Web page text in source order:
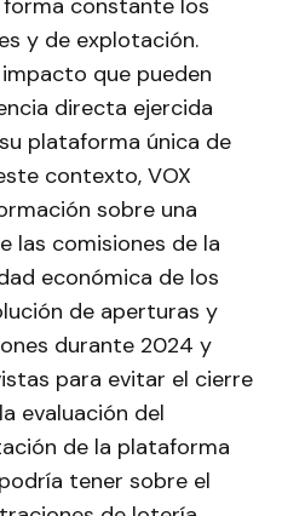
constante los
y de explotación.
que pueden
directa ejercida
plataforma única de
contexto, VOX
sobre una
las comisiones de la
económica de los
de aperturas y
durante 2024 y
para evitar el cierre
evaluación del
de la plataforma
tener sobre el